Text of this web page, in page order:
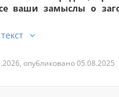
ваши замыслы о
опубликовано 05.08.2025